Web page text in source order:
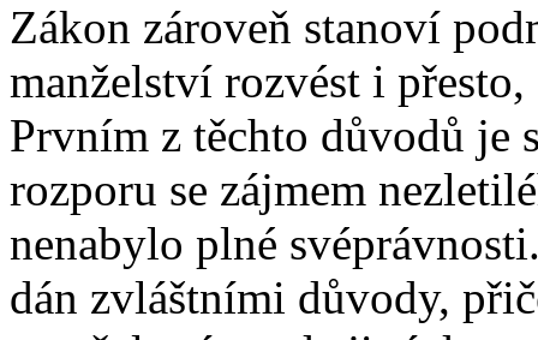
Zákon zároveň stanoví
manželství rozvést i
Prvním z těchto důvodů je
rozporu se zájmem
nenabylo plné
dán zvláštními důvody,